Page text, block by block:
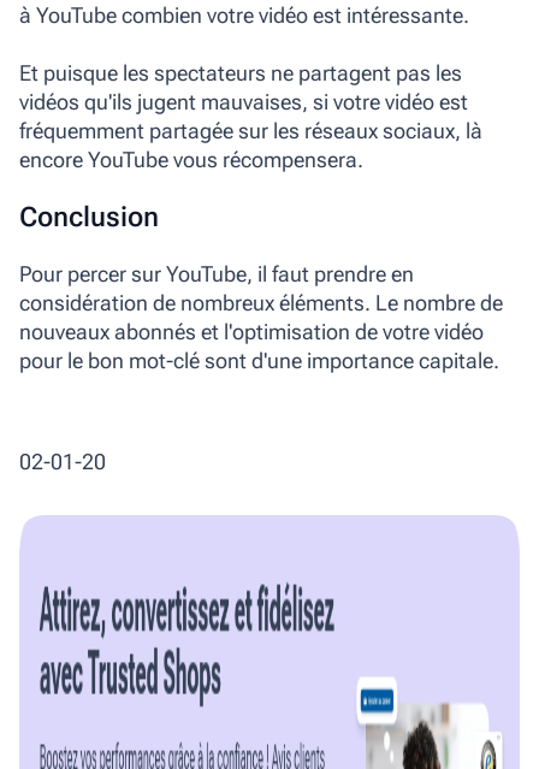
à YouTube combien votre vidéo est intéressante.
Et puisque les spectateurs ne partagent pas les
vidéos qu'ils jugent mauvaises, si votre vidéo est
fréquemment partagée sur les réseaux sociaux, là
encore YouTube vous récompensera.
Conclusion
Pour percer sur YouTube, il faut prendre en
considération de nombreux éléments. Le nombre de
nouveaux abonnés et l'optimisation de votre vidéo
pour le bon mot-clé sont d'une importance capitale.
02-01-20